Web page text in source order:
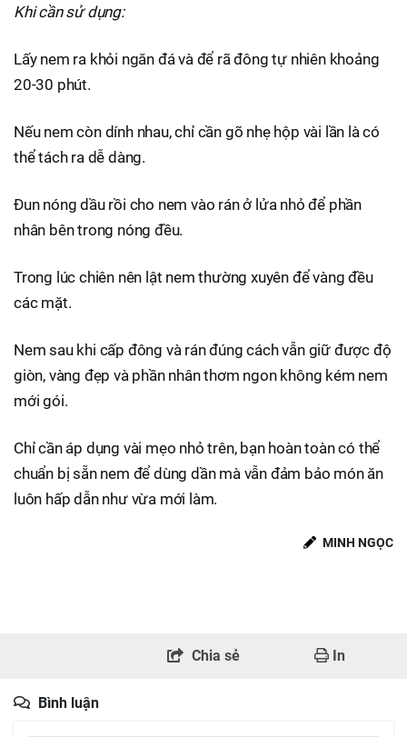
Khi cần sử dụng:
Lấy nem ra khỏi ngăn đá và để rã đông tự nhiên khoảng
20-30 phút.
Nếu nem còn dính nhau, chỉ cần gõ nhẹ hộp vài lần là có
thể tách ra dễ dàng.
Đun nóng dầu rồi cho nem vào rán ở lửa nhỏ để phần
nhân bên trong nóng đều.
Trong lúc chiên nên lật nem thường xuyên để vàng đều
các mặt.
Nem sau khi cấp đông và rán đúng cách vẫn giữ được độ
giòn, vàng đẹp và phần nhân thơm ngon không kém nem
mới gói.
Chỉ cần áp dụng vài mẹo nhỏ trên, bạn hoàn toàn có thể
chuẩn bị sẵn nem để dùng dần mà vẫn đảm bảo món ăn
luôn hấp dẫn như vừa mới làm.
MINH NGỌC
Chia sẻ In
Bình luận